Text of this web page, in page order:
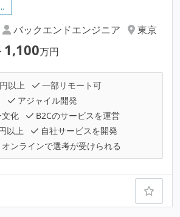
バックエンドエンジニア
東京
1,100万円
以上
一部リモート可
アジャイル開発
化
B2Cのサービスを運営
以上
自社サービスを開発
オンラインで選考が受けられる